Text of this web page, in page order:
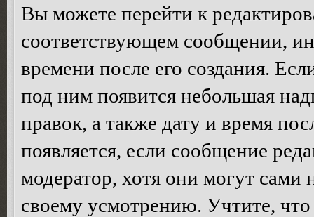
Вы можете перейти к
соответствующем сообщении,
времени после его создания.
под ним появится небольшая
правок, а также дату и время
появляется, если сообщение
модератор, хотя они могут сами
своему усмотрению. Учтите,